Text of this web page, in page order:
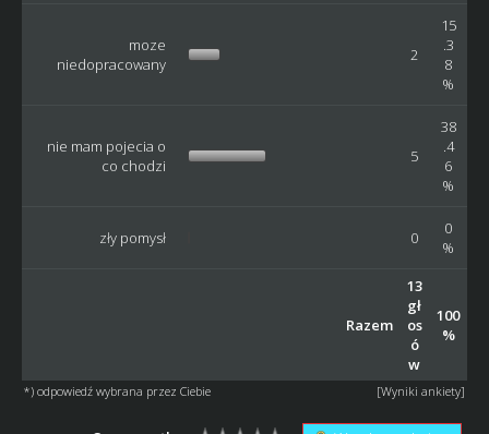
moze
niedopracowany
2
15
.3
8
%
nie mam pojecia o
co chodzi
5
38
.4
6
%
zły pomysł 0
0
%
Razem
13
gł
os
ó
w
100
%
*) odpowiedź wybrana przez Ciebie [Wyniki ankiety]